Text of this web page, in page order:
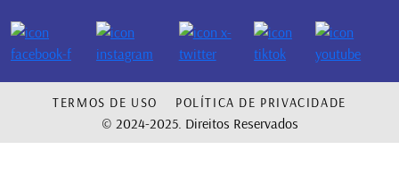
© 2024-2025. Direitos Reservados
TERMOS DE USO POLÍTICA DE PRIVACIDADE